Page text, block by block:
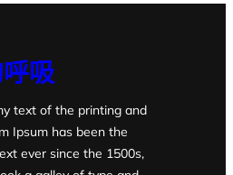
吸
text of the printing and
Ipsum has been the
ever since the 1500s,